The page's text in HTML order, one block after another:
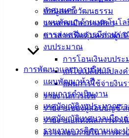
เทศมนตรี
แผนพัฒนาด้านเทคโนโล
การส่งเสริมการมีส่วนร่
งบประมาณ
การโอนเงินงบปร
แก้ไขเปลี่ยนแปลง
แผนการใช้จ่ายงินร
รายงานการเงิน
รายงานของผู้สอบบัญชี ส
รายงานแสดงผลการดำ
ตรวจสอบภายใน การคว
ข้อมูลทางวัฒนธรรม
วารสารเมืองอ่างศิลา
ข่าวสารเพื่อคุ้มครองผู้บ
การพัฒนาและการบริหาร
แผนพัฒนาห้าปี
แผนการดำเนินงาน
เทศบัญญัติงบประมาณรา
เทศบัญญัติเทศบาลเมือง
รายงานการติดตามและป
เทศบาลเมือง
อ่างศิลา 90/338
อ.เมือง จ.ชลบุรี
ติดต่อ :038-
142-100-104
บริการ
ประชาชน